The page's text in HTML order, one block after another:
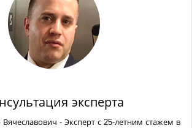
эксперта
Вячеславович - Эксперт с 25-летним стажем в